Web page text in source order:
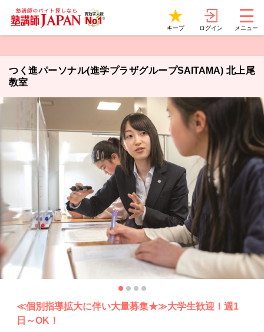
キープ ログイン メニュー
つく進パーソナル(進学プラザグループSAITAMA) 北上尾
教室
≪個別指導拡大に伴い大量募集★≫大学生歓迎！週1
日～OK！